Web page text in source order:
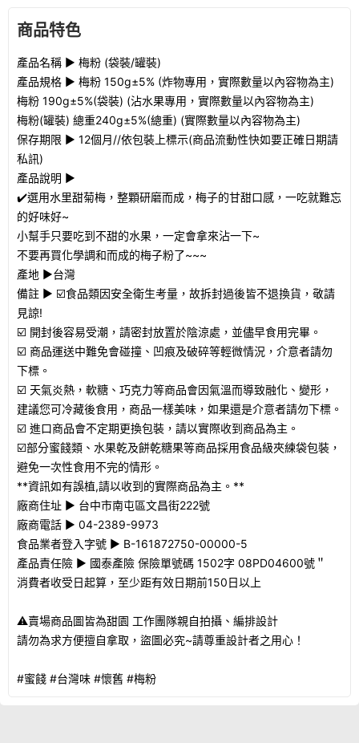
商品特色
產品名稱 ► 梅粉 (袋裝/罐裝)
產品規格 ► 梅粉 150g±5% (炸物專用，實際數量以內容物為主)
梅粉 190g±5%(袋裝) (沾水果專用，實際數量以內容物為主)
梅粉(罐裝) 總重240g±5%(總重) (實際數量以內容物為主)
保存期限 ► 12個月//依包裝上標示(商品流動性快如要正確日期請
私訊)
產品說明 ►
✔️選用水里甜菊梅，整顆研磨而成，梅子的甘甜口感，一吃就難忘
的好味好~
小幫手只要吃到不甜的水果，一定會拿來沾一下~
不要再買化學調和而成的梅子粉了~~~
產地 ►台灣
備註 ► ☑️食品類因安全衛生考量，故拆封過後皆不退換貨，敬請
見諒!
☑️ 開封後容易受潮，請密封放置於陰涼處，並儘早食用完畢。
☑️ 商品運送中難免會碰撞、凹痕及破碎等輕微情況，介意者請勿
下標。
☑️ 天氣炎熱，軟糖、巧克力等商品會因氣溫而導致融化、變形，
建議您可冷藏後食用，商品一樣美味，如果還是介意者請勿下標。
☑️ 進口商品會不定期更換包裝，請以實際收到商品為主。
☑️部分蜜餞類、水果乾及餅乾糖果等商品採用食品級夾練袋包裝，
避免一次性食用不完的情形。
**資訊如有誤植,請以收到的實際商品為主。**
廠商住址 ► 台中市南屯區文昌街222號
廠商電話 ► 04-2389-9973
食品業者登入字號 ► B-161872750-00000-5
產品責任險 ► 國泰產險 保險單號碼 1502字 08PD04600號＂
消費者收受日起算，至少距有效日期前150日以上
⚠賣場商品圖皆為甜園 工作團隊親自拍攝、編排設計
請勿為求方便擅自拿取，盜圖必究~請尊重設計者之用心！
#蜜餞 #台灣味 #懷舊 #梅粉